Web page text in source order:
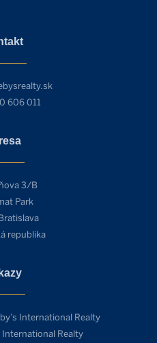
606 011
3/B
Park
republika
International Realty
International Realty